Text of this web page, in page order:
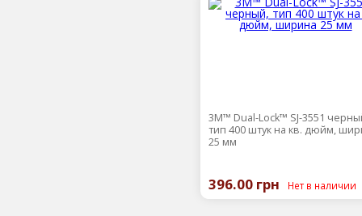
3M™ Dual-Lock™ SJ-3551
тип 400 штук на кв. дюйм,
25 мм
396.00 грн Нет в наличии